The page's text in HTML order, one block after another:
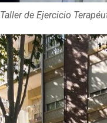
Taller de Ejercicio